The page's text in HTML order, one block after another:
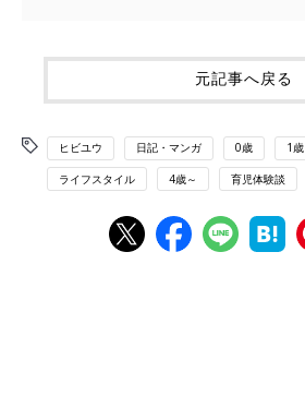
元記事へ戻る
ヒビユウ 日記・マンガ 0歳 1歳
ライフスタイル 4歳～ 育児体験談